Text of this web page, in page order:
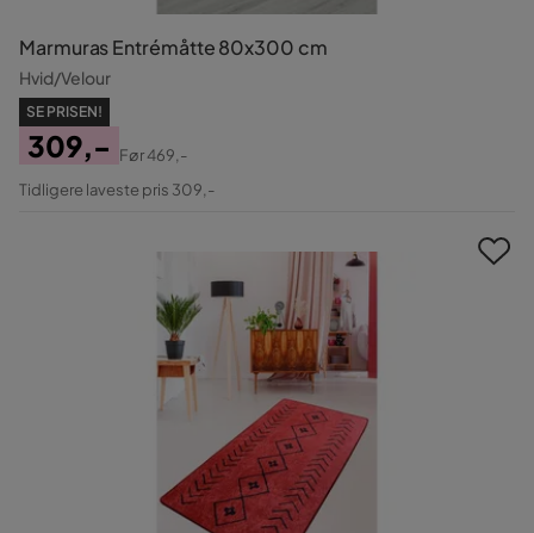
Marmuras Entrémåtte 80x300 cm
Hvid/Velour
SE PRISEN!
Pris
309,-
Original
Før469,-
Tidligere laveste pris 309,-